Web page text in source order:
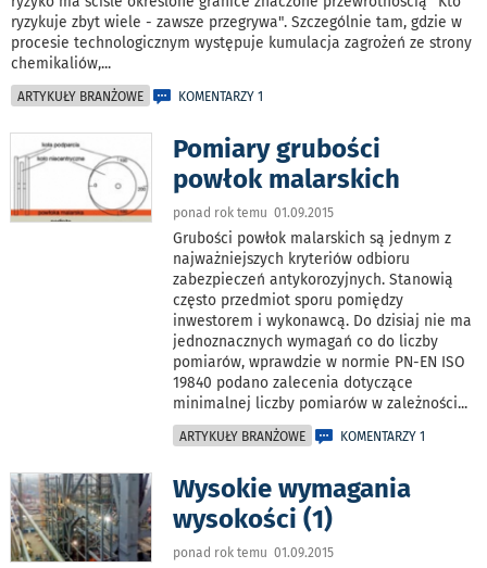
ryzykuje zbyt wiele - zawsze przegrywa". Szczególnie tam, gdzie w
procesie technologicznym występuje kumulacja zagrożeń ze strony
chemikaliów,...
ARTYKUŁY BRANŻOWE KOMENTARZY 1
Pomiary grubości
powłok malarskich
ponad rok temu 01.09.2015
Grubości powłok malarskich są jednym z
najważniejszych kryteriów odbioru
zabezpieczeń antykorozyjnych. Stanowią
często przedmiot sporu pomiędzy
inwestorem i wykonawcą. Do dzisiaj nie ma
jednoznacznych wymagań co do liczby
pomiarów, wprawdzie w normie PN-EN ISO
19840 podano zalecenia dotyczące
minimalnej liczby pomiarów w zależności...
ARTYKUŁY BRANŻOWE KOMENTARZY 1
Wysokie wymagania
wysokości (1)
ponad rok temu 01.09.2015